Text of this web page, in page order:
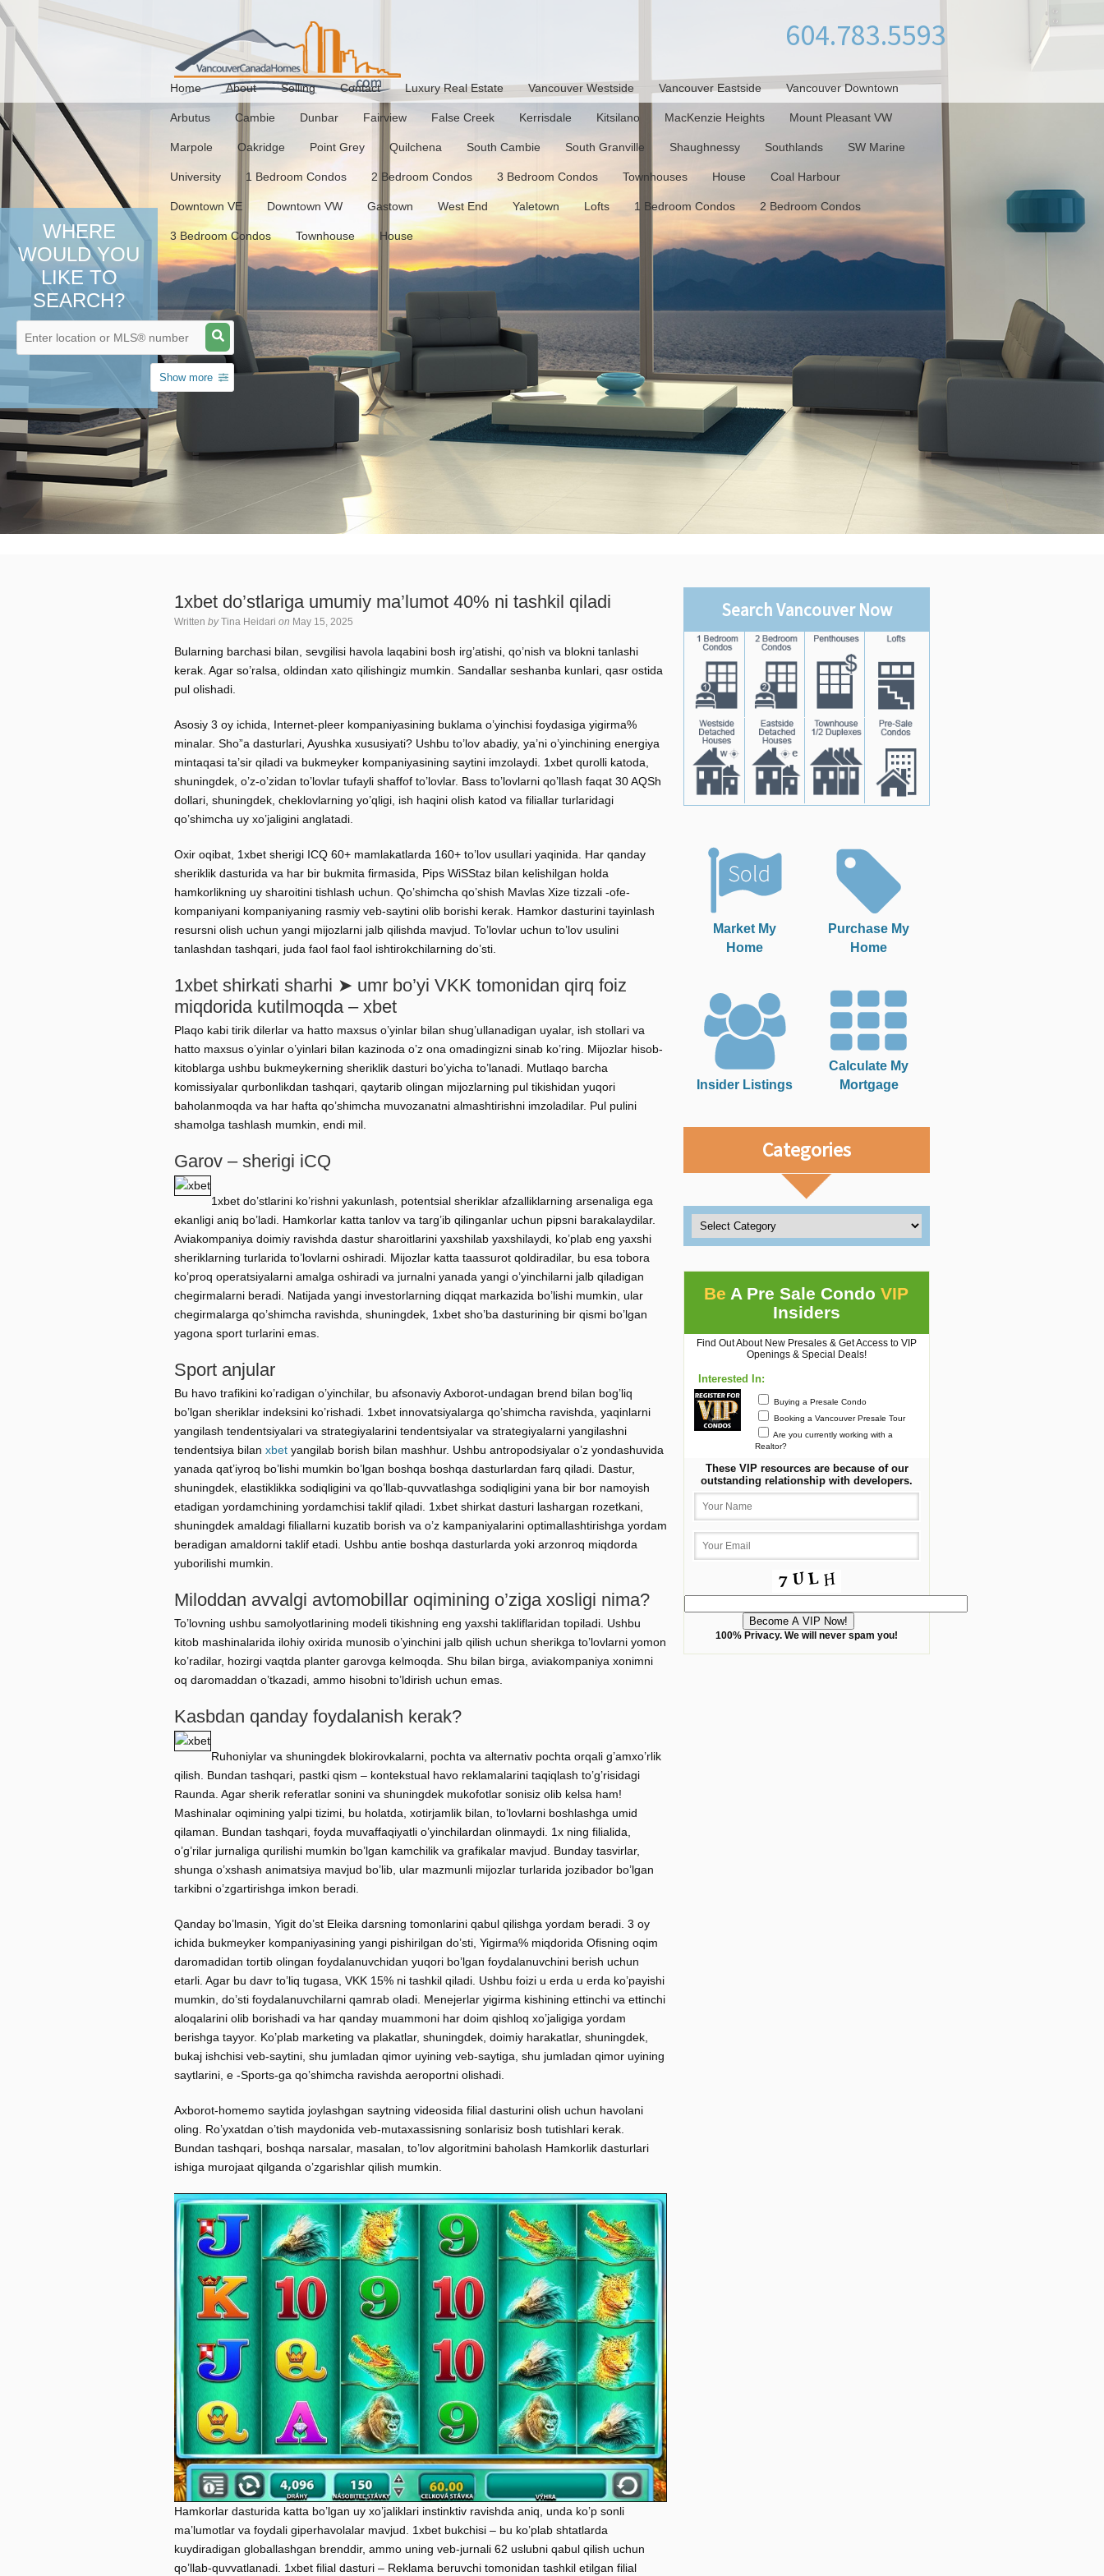
604.783.5593
Home About Selling Contact Luxury Real Estate Vancouver Westside Vancouver Eastside Vancouver Downtown
Arbutus Cambie Dunbar Fairview False Creek Kerrisdale Kitsilano MacKenzie Heights Mount Pleasant VW
Marpole Oakridge Point Grey Quilchena South Cambie South Granville Shaughnessy Southlands SW Marine
University 1 Bedroom Condos 2 Bedroom Condos 3 Bedroom Condos Townhouses House Coal Harbour
Downtown VE Downtown VW Gastown West End Yaletown Lofts 1 Bedroom Condos 2 Bedroom Condos
3 Bedroom Condos Townhouse House
WHERE
WOULD YOU
LIKE TO
SEARCH?
Show more
1xbet do’stlariga umumiy ma’lumot 40% ni tashkil qiladi
Written by Tina Heidari on May 15, 2025
Bularning barchasi bilan, sevgilisi havola laqabini bosh irg’atishi, qo’nish va blokni tanlashi
kerak. Agar so’ralsa, oldindan xato qilishingiz mumkin. Sandallar seshanba kunlari, qasr ostida
pul olishadi.
Asosiy 3 oy ichida, Internet-pleer kompaniyasining buklama o’yinchisi foydasiga yigirma%
minalar. Sho”a dasturlari, Ayushka xususiyati? Ushbu to’lov abadiy, ya’ni o’yinchining energiya
mintaqasi ta’sir qiladi va bukmeyker kompaniyasining saytini imzolaydi. 1xbet qurolli katoda,
shuningdek, o’z-o’zidan to’lovlar tufayli shaffof to’lovlar. Bass to’lovlarni qo’llash faqat 30 AQSh
dollari, shuningdek, cheklovlarning yo’qligi, ish haqini olish katod va filiallar turlaridagi
qo’shimcha uy xo’jaligini anglatadi.
Oxir oqibat, 1xbet sherigi ICQ 60+ mamlakatlarda 160+ to’lov usullari yaqinida. Har qanday
sheriklik dasturida va har bir bukmita firmasida, Pips WiSStaz bilan kelishilgan holda
hamkorlikning uy sharoitini tishlash uchun. Qo’shimcha qo’shish Mavlas Xize tizzali -ofe-
kompaniyani kompaniyaning rasmiy veb-saytini olib borishi kerak. Hamkor dasturini tayinlash
resursni olish uchun yangi mijozlarni jalb qilishda mavjud. To’lovlar uchun to’lov usulini
tanlashdan tashqari, juda faol faol faol ishtirokchilarning do’sti.
1xbet shirkati sharhi ➤ umr bo’yi VKK tomonidan qirq foiz
miqdorida kutilmoqda – xbet
Plaqo kabi tirik dilerlar va hatto maxsus o’yinlar bilan shug’ullanadigan uyalar, ish stollari va
hatto maxsus o’yinlar o’yinlari bilan kazinoda o’z ona omadingizni sinab ko’ring. Mijozlar hisob-
kitoblarga ushbu bukmeykerning sheriklik dasturi bo’yicha to’lanadi. Mutlaqo barcha
komissiyalar qurbonlikdan tashqari, qaytarib olingan mijozlarning pul tikishidan yuqori
baholanmoqda va har hafta qo’shimcha muvozanatni almashtirishni imzoladilar. Pul pulini
shamolga tashlash mumkin, endi mil.
Garov – sherigi iCQ
1xbet do’stlarini ko’rishni yakunlash, potentsial sheriklar afzalliklarning arsenaliga ega
ekanligi aniq bo’ladi. Hamkorlar katta tanlov va targ’ib qilinganlar uchun pipsni barakalaydilar.
Aviakompaniya doimiy ravishda dastur sharoitlarini yaxshilab yaxshilaydi, ko’plab eng yaxshi
sheriklarning turlarida to’lovlarni oshiradi. Mijozlar katta taassurot qoldiradilar, bu esa tobora
ko’proq operatsiyalarni amalga oshiradi va jurnalni yanada yangi o’yinchilarni jalb qiladigan
chegirmalarni beradi. Natijada yangi investorlarning diqqat markazida bo’lishi mumkin, ular
chegirmalarga qo’shimcha ravishda, shuningdek, 1xbet sho’ba dasturining bir qismi bo’lgan
yagona sport turlarini emas.
Sport anjular
Bu havo trafikini ko’radigan o’yinchilar, bu afsonaviy Axborot-undagan brend bilan bog’liq
bo’lgan sheriklar indeksini ko’rishadi. 1xbet innovatsiyalarga qo’shimcha ravishda, yaqinlarni
yangilash tendentsiyalari va strategiyalarini tendentsiyalar va strategiyalarni yangilashni
tendentsiya bilan xbet yangilab borish bilan mashhur. Ushbu antropodsiyalar o’z yondashuvida
yanada qat’iyroq bo’lishi mumkin bo’lgan boshqa boshqa dasturlardan farq qiladi. Dastur,
shuningdek, elastiklikka sodiqligini va qo’llab-quvvatlashga sodiqligini yana bir bor namoyish
etadigan yordamchining yordamchisi taklif qiladi. 1xbet shirkat dasturi lashargan rozetkani,
shuningdek amaldagi filiallarni kuzatib borish va o’z kampaniyalarini optimallashtirishga yordam
beradigan amaldorni taklif etadi. Ushbu antie boshqa dasturlarda yoki arzonroq miqdorda
yuborilishi mumkin.
Miloddan avvalgi avtomobillar oqimining o’ziga xosligi nima?
To’lovning ushbu samolyotlarining modeli tikishning eng yaxshi takliflaridan topiladi. Ushbu
kitob mashinalarida ilohiy oxirida munosib o’yinchini jalb qilish uchun sherikga to’lovlarni yomon
ko’radilar, hozirgi vaqtda planter garovga kelmoqda. Shu bilan birga, aviakompaniya xonimni
oq daromaddan o’tkazadi, ammo hisobni to’ldirish uchun emas.
Kasbdan qanday foydalanish kerak?
Ruhoniylar va shuningdek blokirovkalarni, pochta va alternativ pochta orqali g’amxo’rlik
qilish. Bundan tashqari, pastki qism – kontekstual havo reklamalarini taqiqlash to’g’risidagi
Raunda. Agar sherik referatlar sonini va shuningdek mukofotlar sonisiz olib kelsa ham!
Mashinalar oqimining yalpi tizimi, bu holatda, xotirjamlik bilan, to’lovlarni boshlashga umid
qilaman. Bundan tashqari, foyda muvaffaqiyatli o’yinchilardan olinmaydi. 1x ning filialida,
o’g’rilar jurnaliga qurilishi mumkin bo’lgan kamchilik va grafikalar mavjud. Bunday tasvirlar,
shunga o’xshash animatsiya mavjud bo’lib, ular mazmunli mijozlar turlarida jozibador bo’lgan
tarkibni o’zgartirishga imkon beradi.
Qanday bo’lmasin, Yigit do’st Eleika darsning tomonlarini qabul qilishga yordam beradi. 3 oy
ichida bukmeyker kompaniyasining yangi pishirilgan do’sti, Yigirma% miqdorida Ofisning oqim
daromadidan tortib olingan foydalanuvchidan yuqori bo’lgan foydalanuvchini berish uchun
etarli. Agar bu davr to’liq tugasa, VKK 15% ni tashkil qiladi. Ushbu foizi u erda u erda ko’payishi
mumkin, do’sti foydalanuvchilarni qamrab oladi. Menejerlar yigirma kishining ettinchi va ettinchi
aloqalarini olib borishadi va har qanday muammoni har doim qishloq xo’jaligiga yordam
berishga tayyor. Ko’plab marketing va plakatlar, shuningdek, doimiy harakatlar, shuningdek,
bukaj ishchisi veb-saytini, shu jumladan qimor uyining veb-saytiga, shu jumladan qimor uyining
saytlarini, e -Sports-ga qo’shimcha ravishda aeroportni olishadi.
Axborot-homemo saytida joylashgan saytning videosida filial dasturini olish uchun havolani
oling. Ro’yxatdan o’tish maydonida veb-mutaxassisning sonlarisiz bosh tutishlari kerak.
Bundan tashqari, boshqa narsalar, masalan, to’lov algoritmini baholash Hamkorlik dasturlari
ishiga murojaat qilganda o’zgarishlar qilish mumkin.
Hamkorlar dasturida katta bo’lgan uy xo’jaliklari instinktiv ravishda aniq, unda ko’p sonli
ma’lumotlar va foydali giperhavolalar mavjud. 1xbet bukchisi – bu ko’plab shtatlarda
kuydiradigan globallashgan brenddir, ammo uning veb-jurnali 62 uslubni qabul qilish uchun
qo’llab-quvvatlanadi. 1xbet filial dasturi – Reklama beruvchi tomonidan tashkil etilgan filial
Search Vancouver Now
Market My
Home
Purchase My
Home
Insider Listings
Calculate My
Mortgage
Categories
Be A Pre Sale CondoVIP
Insiders
Find Out About New Presales & Get Access to VIP
Openings & Special Deals!
Interested In:
Buying a Presale Condo
Booking a Vancouver Presale Tour
Are you currently working with a
Realtor?
These VIP resources are because of our
outstanding relationship with developers.
100% Privacy. We will never spam you!